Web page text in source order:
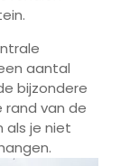
aantal
bijzondere
rand van de
als je niet